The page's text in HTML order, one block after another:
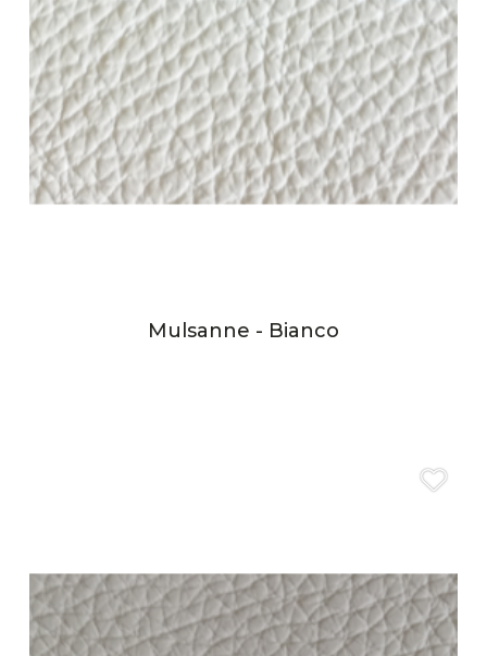
Mulsanne - Bianco